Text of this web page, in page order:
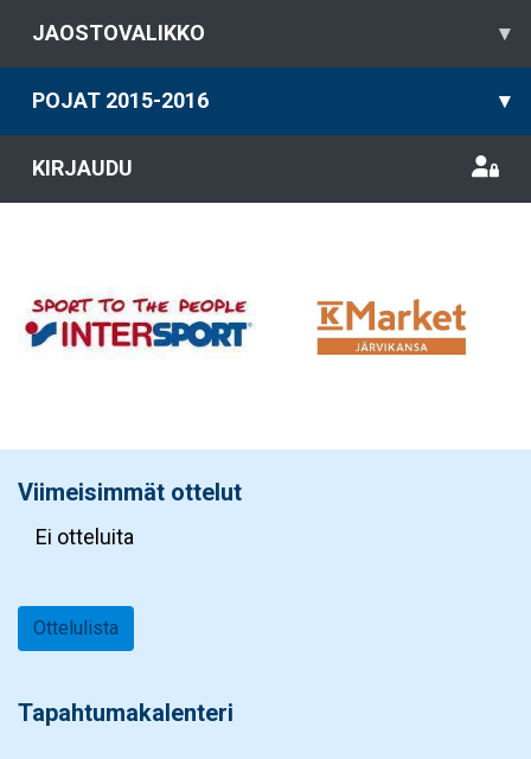
JAOSTOVALIKKO ▾
POJAT 2015-2016 ▾
KIRJAUDU
Viimeisimmät ottelut
Ei otteluita
Ottelulista
Tapahtumakalenteri